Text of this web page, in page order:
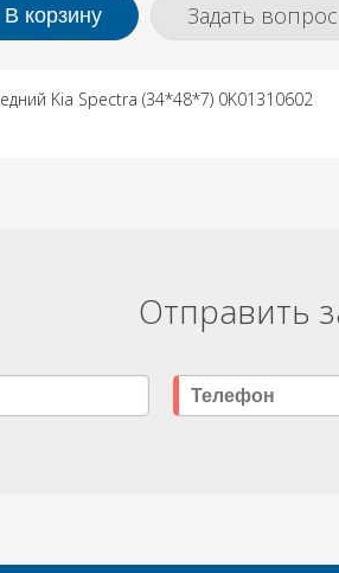
Задать вопрос
Kia Spectra (34*48*7) 0K01310602
Отправить